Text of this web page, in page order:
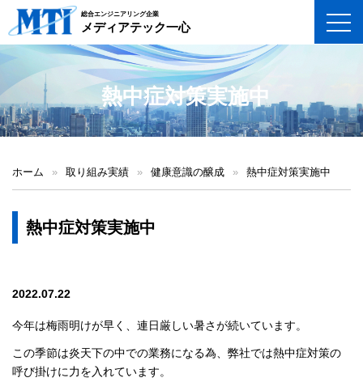
総合エンジニアリング企業
メディアテック一心
熱中症対策実施中
ホーム » 取り組み実績 » 健康意識の醸成 » 熱中症対策実施中
熱中症対策実施中
2022.07.22
今年は梅雨明けが早く、連日厳しい暑さが続いています。
この季節は炎天下の中での業務になる為、弊社では熱中症対策の
呼び掛けに力を入れています。